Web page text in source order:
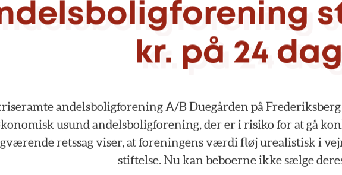
kr. på 24
andelsboligforening A/B Duegården på Frederiksberg
usundandelsboligforening,dereri risiko foratgå
retssagviser,atforeningensværdi fløjurealistisk i
stiftelse.Nukan beboerneikkesælge